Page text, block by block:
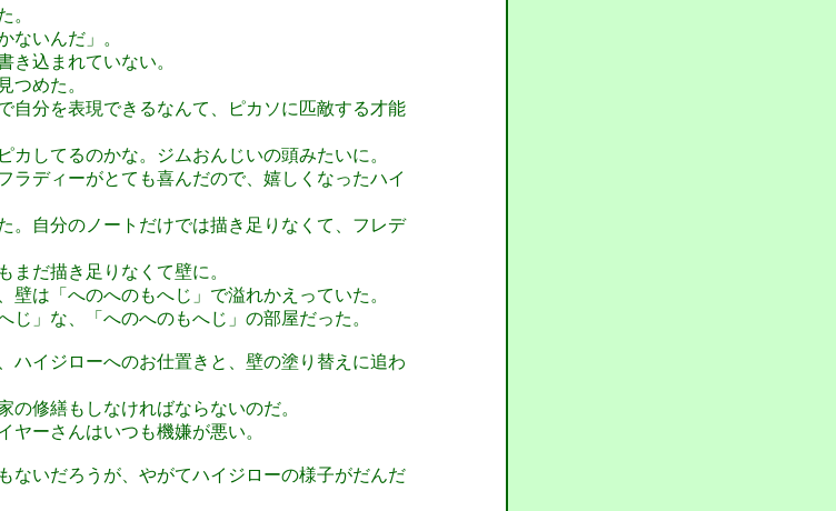
。
ないんだ」。
き込まれていない。
つめた。
自分を表現できるなんて、ピカソに匹敵する才能
カしてるのかな。ジムおんじいの頭みたいに。
ラディーがとても喜んだので、嬉しくなったハイ
。自分のノートだけでは描き足りなくて、フレデ
まだ描き足りなくて壁に。
壁は「へのへのもへじ」で溢れかえっていた。
じ」な、「へのへのもへじ」の部屋だった。
ハイジローへのお仕置きと、壁の塗り替えに追わ
の修繕もしなければならないのだ。
ヤーさんはいつも機嫌が悪い。
ないだろうが、やがてハイジローの様子がだんだ